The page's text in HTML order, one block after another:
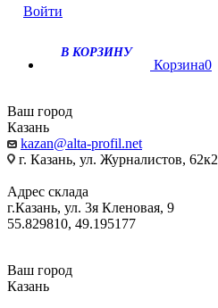
Войти
В КОРЗИНУ
Корзина0
Ваш город
Казань
kazan@alta-profil.net
г. Казань, ул. Журналистов, 62к2
Адрес склада
г.Казань, ул. 3я Кленовая, 9
55.829810, 49.195177
Ваш город
Казань